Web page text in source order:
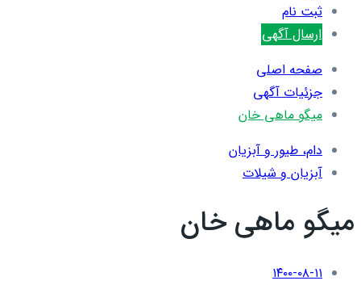
ثبت نام
ارسال آگهی
صفحه اصلی
جزئیات آگهی
میگو ماهی خان
دام، طیور و آبزیان
آبزیان و شیلات
میگو ماهی خان
۱۴۰۰-۰۸-۱۱